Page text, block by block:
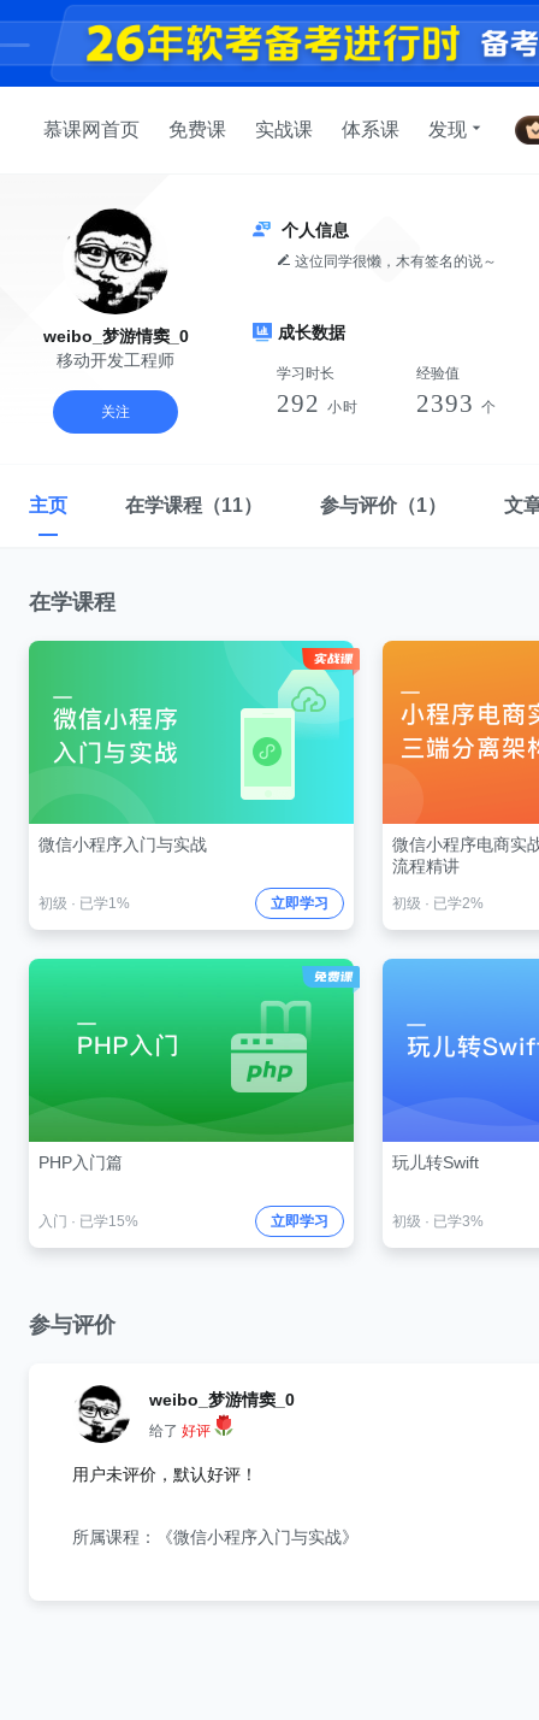
慕课网首页 免费课 实战课 体系课 发现
weibo_梦游情窦_0
移动开发工程师
关注
个人信息
这位同学很懒，木有签名的说～
成长数据
学习时长
292 小时
经验值
2393 个
主页 在学课程 （11） 参与评价（1） 文
在学课程
微信小程序入门与实战
初级 · 已学1% 立即学习
微信小程序电商实
流程精讲
初级 · 已学2%
PHP入门篇
入门 · 已学15% 立即学习
玩儿转Swift
初级 · 已学3%
参与评价
weibo_梦游情窦_0
给了 好评
用户未评价，默认好评！
所属课程：《微信小程序入门与实战》